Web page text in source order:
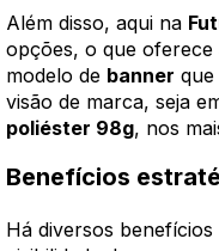
Além disso, aqui na
opções, o que oferece
modelo de banner
visão de marca, seja
poliéster 98g, nos
Benefícios
Há diversos